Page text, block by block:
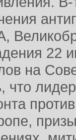
22
на
что